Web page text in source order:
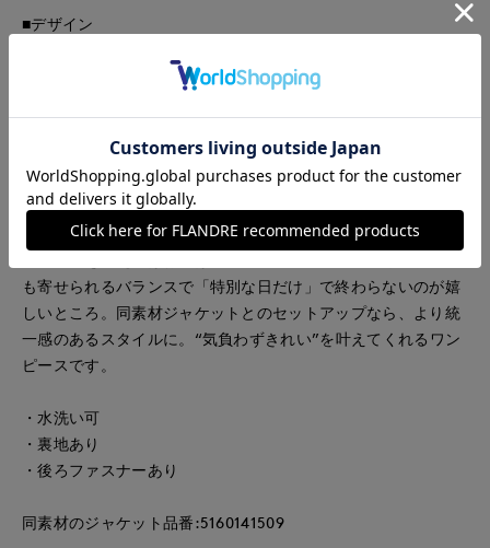
■デザイン
すぎずに着られるデザインです。スカート部分には、歩くたび
感。肩にもふっくらとタックを入れることで存在感のあるワン
ピースです。色合わせは、白にはやわらかいベージュ。ネイビ
ーは同色で、すっと落ち着いた印象に。カラーで雰囲気が変わ
り入園・入学、卒園・卒業など、セレモニーにはもちろん、ジ
も寄せられるバランスで「特別な日だけ」で終わらないのが嬉
しいところ。同素材ジャケットとのセットアップなら、より統
一感のあるスタイルに。“気負わずきれい”を叶えてくれるワン
ピースです。
・水洗い可
・裏地あり
・後ろファスナーあり
同素材のジャケット品番:5160141509